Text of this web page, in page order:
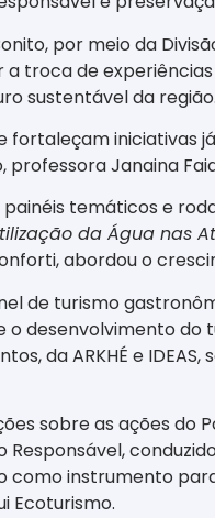
por meio da
troca de
sustentável da
fortaleçam iniciativas
professora Janaina
temáticos e
da Água nas
abordou o
de turismo
o desenvolvimento
da ARKHÉ e
sobre as ações
Responsável,
como instrumento
Ecoturismo.